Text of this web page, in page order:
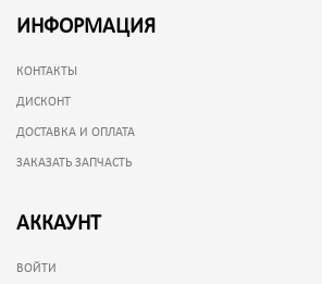
ИНФОРМАЦИЯ
КОНТАКТЫ
ДИСКОНТ
ДОСТАВКА И ОПЛАТА
ЗАКАЗАТЬ ЗАПЧАСТЬ
АККАУНТ
ВОЙТИ